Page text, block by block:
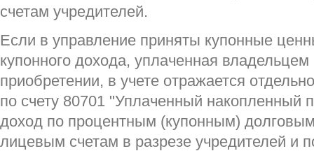
счетам учредителей.
Если в управление приняты купонные
купонного дохода, уплаченная
приобретении, в учете отражается
по счету 80701 "Уплаченный накопленный
доход по процентным (купонным)
лицевым счетам в разрезе учредителей и